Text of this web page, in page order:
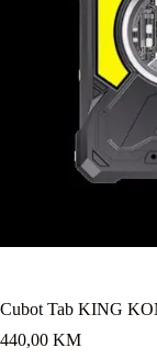
Cubot Tab KING
440,00 KM